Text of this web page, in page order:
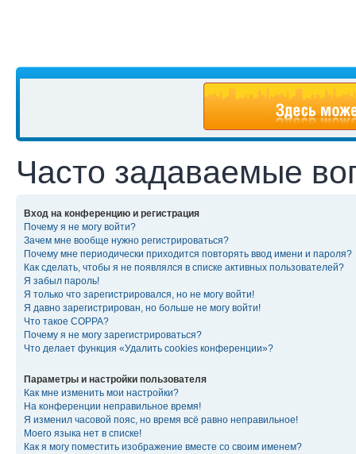
Часто задаваемые
Вход на конференцию и регистрация
Почему я не могу войти?
Зачем мне вообще нужно регистрироваться?
Почему мне периодически приходится повторять ввод имени и пароля?
Как сделать, чтобы я не появлялся в списке активных пользователей?
Я забыл пароль!
Я только что зарегистрировался, но не могу войти!
Я давно зарегистрирован, но больше не могу войти!
Что такое COPPA?
Почему я не могу зарегистрироваться?
Что делает функция «Удалить cookies конференции»?
Параметры и настройки пользователя
Как мне изменить мои настройки?
На конференции неправильное время!
Я изменил часовой пояс, но время всё равно неправильное!
Моего языка нет в списке!
Как я могу поместить изображение вместе со своим именем?